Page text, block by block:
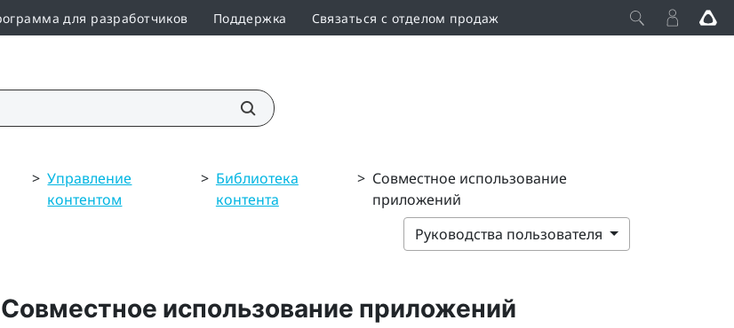
для разработчиков Поддержка Связаться с отделом продаж
> Управление
контентом
> Библиотека
контента
> Совместное использование
приложений
Руководства пользователя
Совместное использование приложений